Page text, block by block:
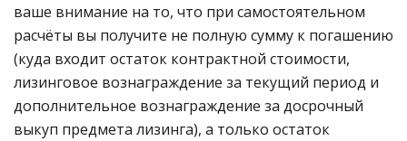
ваше внимание на то, что при самостоятельном
расчёты вы получите не полную сумму к погашению
(куда входит остаток контрактной стоимости,
лизинговое вознаграждение за текущий период и
дополнительное вознаграждение за досрочный
выкуп предмета лизинга), а только остаток